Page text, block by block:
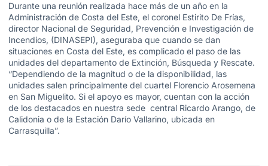
Durante una reunión realizada hace más de un año en la
Administración de Costa del Este, el coronel Estirito De Frías,
director Nacional de Seguridad, Prevención e Investigación de
Incendios, (DINASEPI), aseguraba que cuando se dan
situaciones en Costa del Este, es complicado el paso de las
unidades del departamento de Extinción, Búsqueda y Rescate.
“Dependiendo de la magnitud o de la disponibilidad, las
unidades salen principalmente del cuartel Florencio Arosemena
en San Miguelito. Si el apoyo es mayor, cuentan con la acción
de los destacados en nuestra sede central Ricardo Arango, de
Calidonia o de la Estación Darío Vallarino, ubicada en
Carrasquilla”.